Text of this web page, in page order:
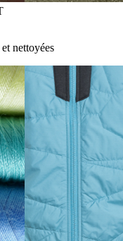
nettoyées